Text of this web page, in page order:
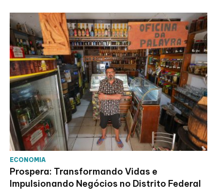
ECONOMIA
Prospera: Transformando Vidas e
Impulsionando Negócios no Distrito Federal